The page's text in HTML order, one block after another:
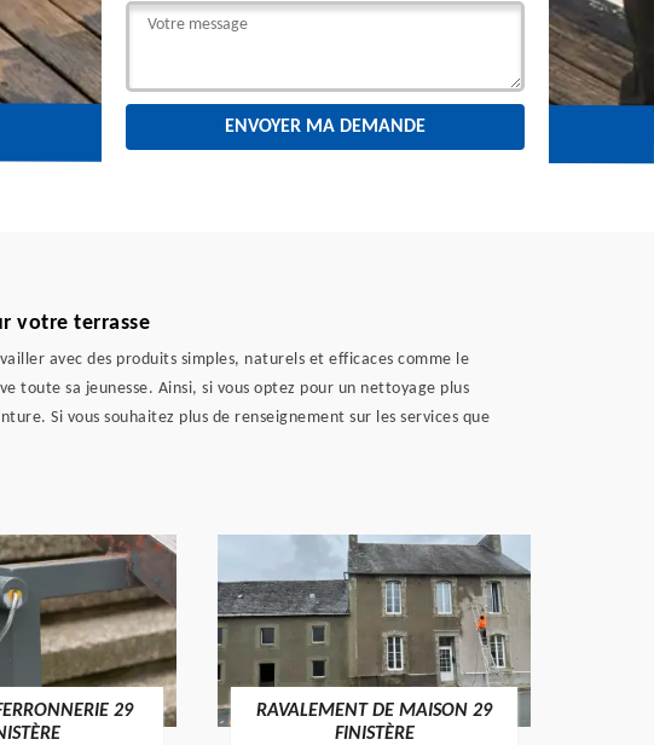
votre terrasse
avec des produits simples, naturels et efficaces comme le
toute sa jeunesse. Ainsi, si vous optez pour un nettoyage plus
Si vous souhaitez plus de renseignement sur les services que
29
RAVALEMENT DE MAISON 29
FINISTÈRE